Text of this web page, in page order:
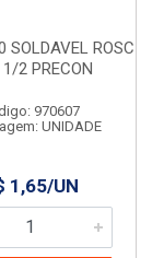
SOLDAVEL ROSC
2 PRECON
970607
UNIDADE
1,65/UN